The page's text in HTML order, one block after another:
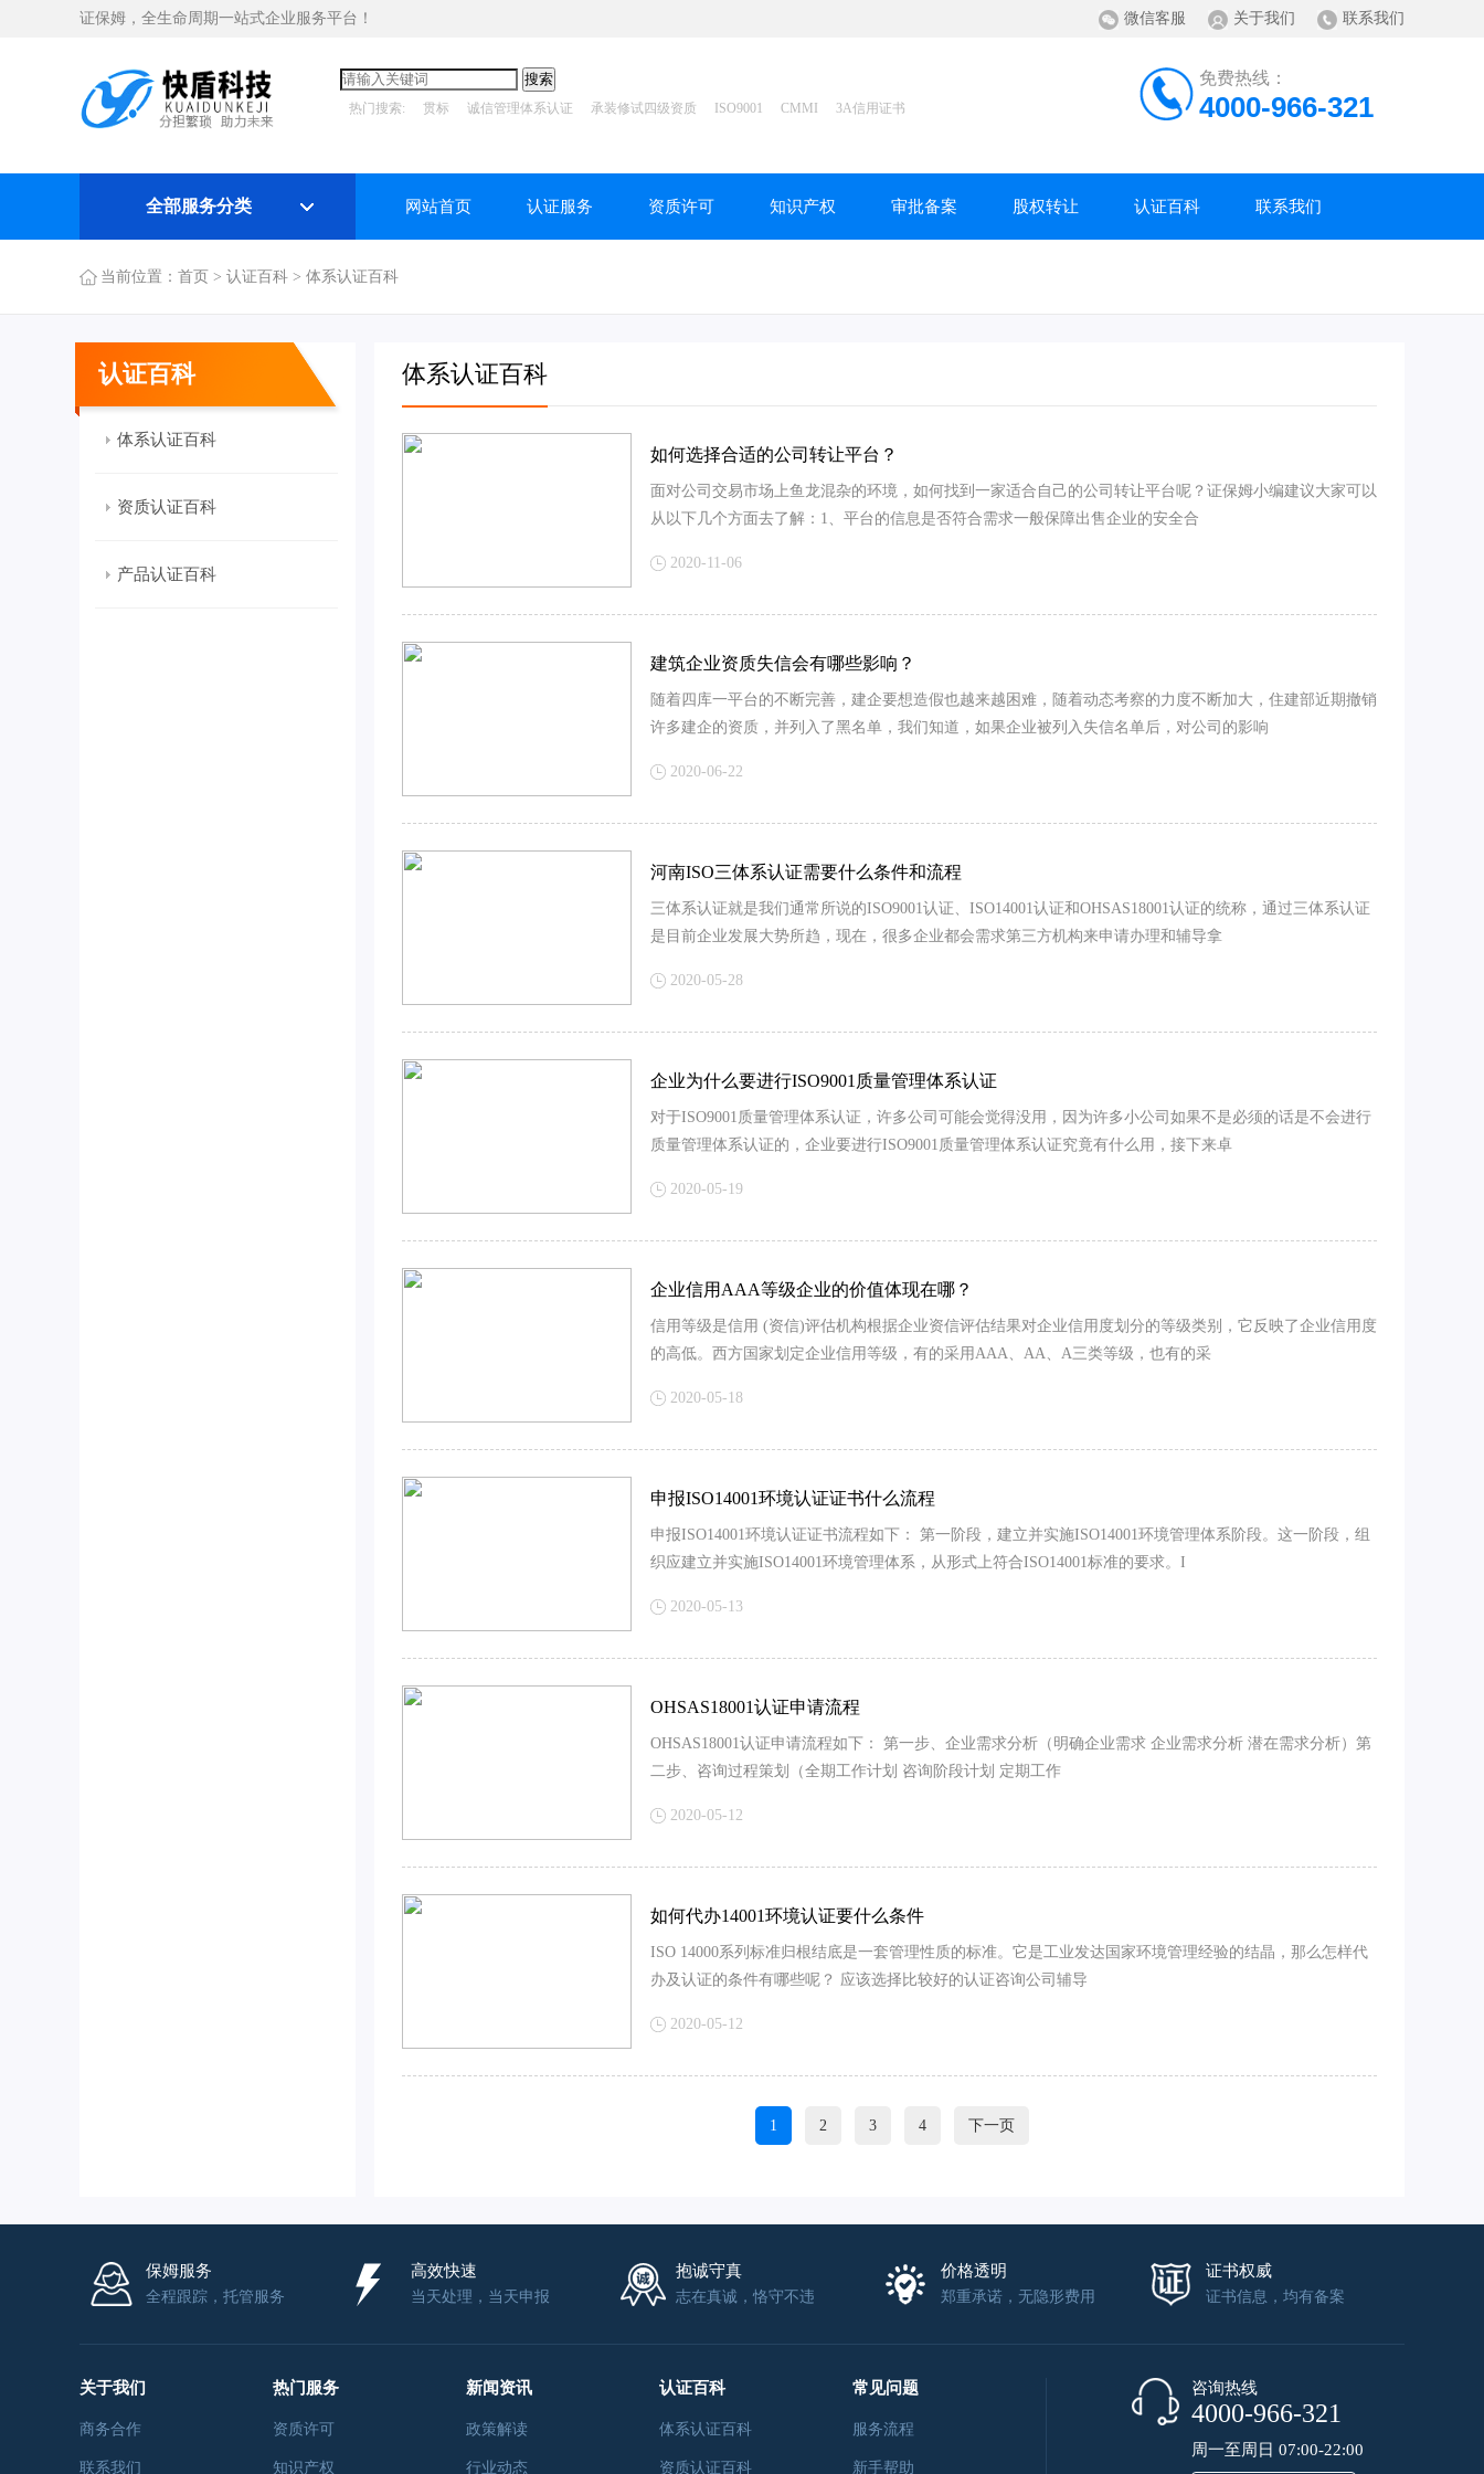
证保姆，全生命周期一站式企业服务平台！ 微信客服 关于我们 联系我们
热门搜索: 贯标 诚信管理体系认证 承装修试四级资质 ISO9001 CMMI 3A信用证书
免费热线：
4000-966-321
全部服务分类 网站首页 认证服务 资质许可 知识产权 审批备案 股权转让 认证百科 联系我们
当前位置： 首页 > 认证百科 > 体系认证百科
认证百科
体系认证百科
资质认证百科
产品认证百科
体系认证百科
如何选择合适的公司转让平台？
面对公司交易市场上鱼龙混杂的环境，如何找到一家适合自己的公司转让平台呢？证保姆小编建议大家可以
从以下几个方面去了解：1、平台的信息是否符合需求一般保障出售企业的安全合
2020-11-06
建筑企业资质失信会有哪些影响？
随着四库一平台的不断完善，建企要想造假也越来越困难，随着动态考察的力度不断加大，住建部近期撤销
许多建企的资质，并列入了黑名单，我们知道，如果企业被列入失信名单后，对公司的影响
2020-06-22
河南ISO三体系认证需要什么条件和流程
三体系认证就是我们通常所说的ISO9001认证、ISO14001认证和OHSAS18001认证的统称，通过三体系认证
是目前企业发展大势所趋，现在，很多企业都会需求第三方机构来申请办理和辅导拿
2020-05-28
企业为什么要进行ISO9001质量管理体系认证
对于ISO9001质量管理体系认证，许多公司可能会觉得没用，因为许多小公司如果不是必须的话是不会进行
质量管理体系认证的，企业要进行ISO9001质量管理体系认证究竟有什么用，接下来卓
2020-05-19
企业信用AAA等级企业的价值体现在哪？
信用等级是信用 (资信)评估机构根据企业资信评估结果对企业信用度划分的等级类别，它反映了企业信用度
的高低。西方国家划定企业信用等级，有的采用AAA、AA、A三类等级，也有的采
2020-05-18
申报ISO14001环境认证证书什么流程
申报ISO14001环境认证证书流程如下： 第一阶段，建立并实施ISO14001环境管理体系阶段。这一阶段，组
织应建立并实施ISO14001环境管理体系，从形式上符合ISO14001标准的要求。I
2020-05-13
OHSAS18001认证申请流程
OHSAS18001认证申请流程如下： 第一步、企业需求分析（明确企业需求 企业需求分析 潜在需求分析）第
二步、咨询过程策划（全期工作计划 咨询阶段计划 定期工作
2020-05-12
如何代办14001环境认证要什么条件
ISO 14000系列标准归根结底是一套管理性质的标准。它是工业发达国家环境管理经验的结晶，那么怎样代
办及认证的条件有哪些呢？ 应该选择比较好的认证咨询公司辅导
2020-05-12
1 2 3 4 下一页
保姆服务
全程跟踪，托管服务
高效快速
当天处理，当天申报
抱诚守真
志在真诚，恪守不违
价格透明
郑重承诺，无隐形费用
证书权威
证书信息，均有备案
关于我们
商务合作
联系我们
热门服务
资质许可
知识产权
新闻资讯
政策解读
行业动态
认证百科
体系认证百科
资质认证百科
常见问题
服务流程
新手帮助
咨询热线
4000-966-321
周一至周日 07:00-22:00